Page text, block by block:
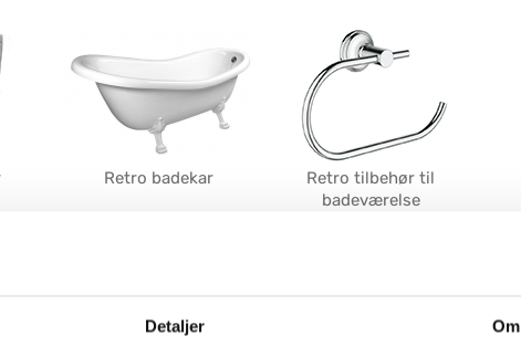
Detaljer Om
Retro badekar
Retro tilbehør til
badeværelse